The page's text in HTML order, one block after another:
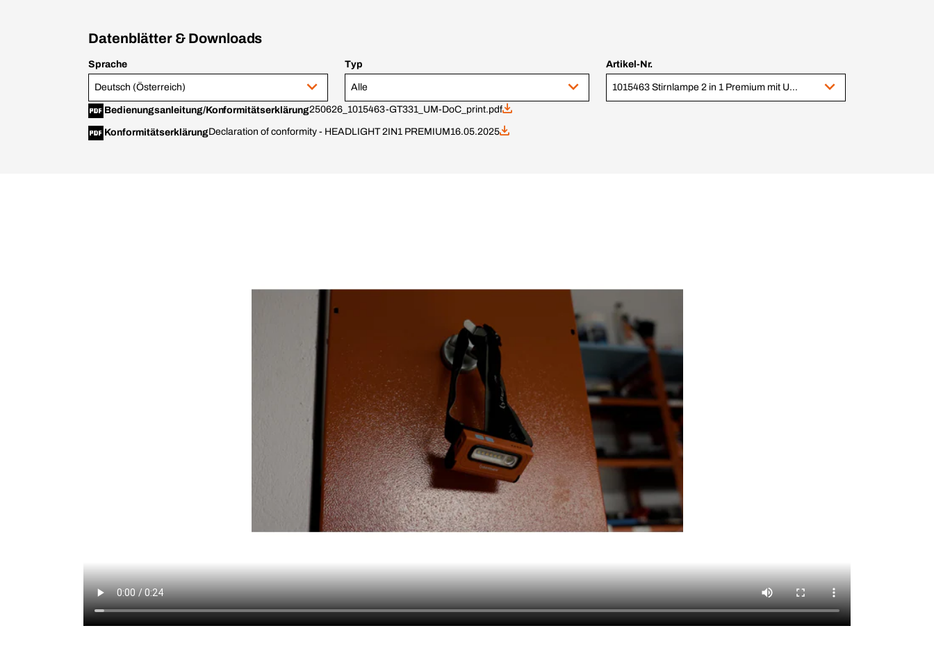
Datenblätter & Downloads
Sprache
Deutsch (Österreich)
Typ
Alle
Artikel-Nr.
1015463 Stirnlampe 2 in 1 Premium mit USB-C
Bedienungsanleitung/Konformitätserklärung250626_1015463-GT331_UM-DoC_print.pdf
KonformitätserklärungDeclaration of conformity - HEADLIGHT 2IN1 PREMIUM16.05.2025